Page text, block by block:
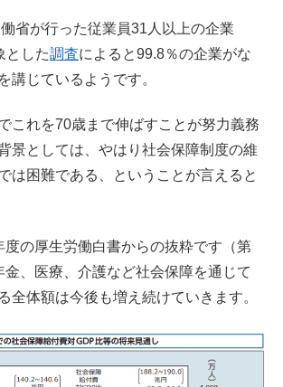
省が行った従業員31人以上の企業
とした調査によると99.8％の企業がな
講じているようです。
これを70歳まで伸ばすことが努力義務
景としては、やはり社会保障制度の維
は困難である、ということが言えると
度の厚生労働白書からの抜粋です（第
、医療、介護など社会保障を通じて
全体額は今後も増え続けていきます。